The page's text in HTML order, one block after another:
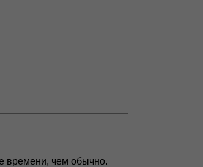
времени, чем обычно.